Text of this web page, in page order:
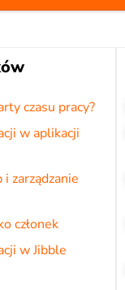
czasu pracy?
w aplikacji
zarządzanie
członek
w Jibble